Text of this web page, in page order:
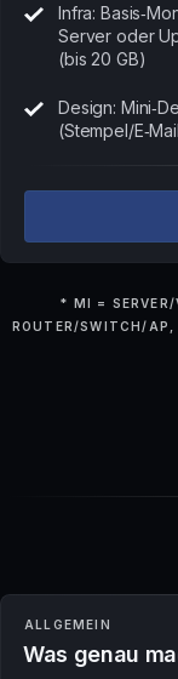
Infra:
Server oder
(bis 20 GB)
Design:
(Stempel/
* MI =
ROUTER/SWITCH/
ALLGEMEIN
Was genau